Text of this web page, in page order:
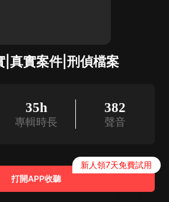
|真實案件|刑偵檔案
35h
專輯時長
382
聲音
打開APP收聽
新人領7天免費試用